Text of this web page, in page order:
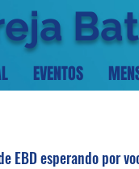
EVENTOS
EBD esperando por